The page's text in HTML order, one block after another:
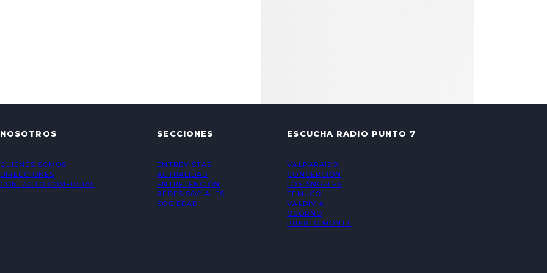
NOSOTROS
QUIÉNES SOMOS
DIRECCIONES
CONTACTO COMERCIAL
SECCIONES
ENTREVISTAS
ACTUALIDAD
ENTRETENCIÓN
REDES SOCIALES
SOCIEDAD
ESCUCHA RADIO PUNTO 7
VALPARAÍSO
CONCEPCIÓN
LOS ÁNGELES
TEMUCO
VALDIVIA
OSORNO
PUERTO MONTT